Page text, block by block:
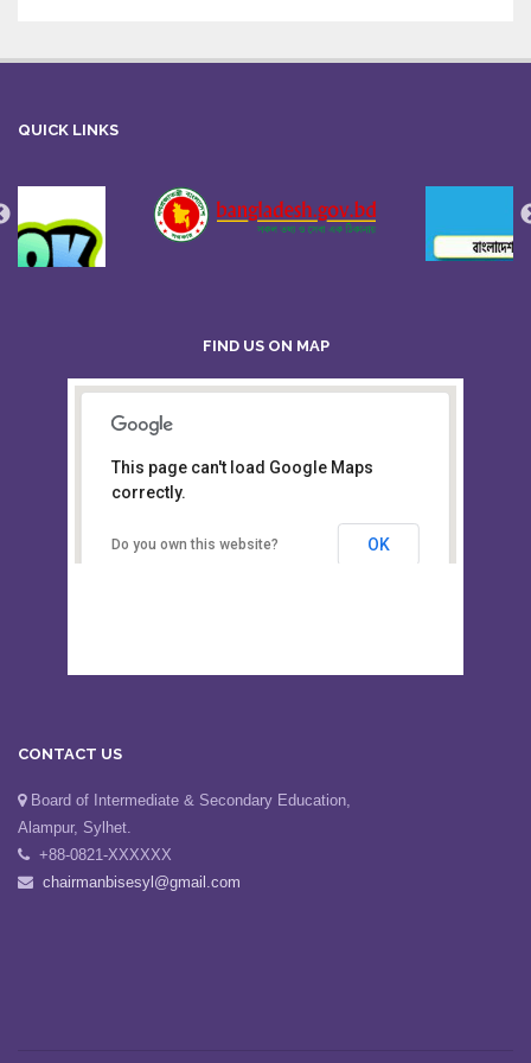
QUICK LINKS
FIND US ON MAP
Board of Intermediate &
Secondary Education, Alampur,
This page can't load Google Maps
correctly.
Do you own this website? OK
CONTACT US
Board of Intermediate & Secondary Education,
Alampur, Sylhet.
+88-0821-XXXXXX
chairmanbisesyl@gmail.com